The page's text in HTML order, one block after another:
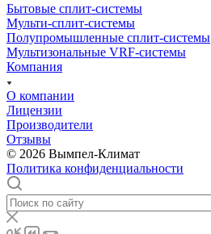
Бытовые сплит-системы
Мульти-сплит-системы
Полупромышленные сплит-системы
Мультизональные VRF-системы
Компания
О компании
Лицензии
Производители
Отзывы
© 2026 Вымпел-Климат
Политика конфиденциальности